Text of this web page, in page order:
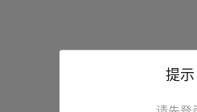
提示